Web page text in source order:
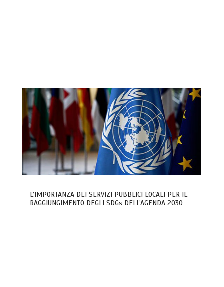
L’IMPORTANZA DEI SERVIZI PUBBLICI LOCALI PER IL
RAGGIUNGIMENTO DEGLI SDGs DELL’AGENDA 2030